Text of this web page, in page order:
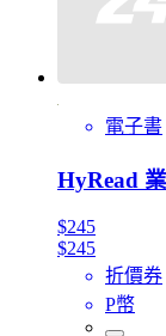
電子書
HyRead
$245
$245
折價券
P幣